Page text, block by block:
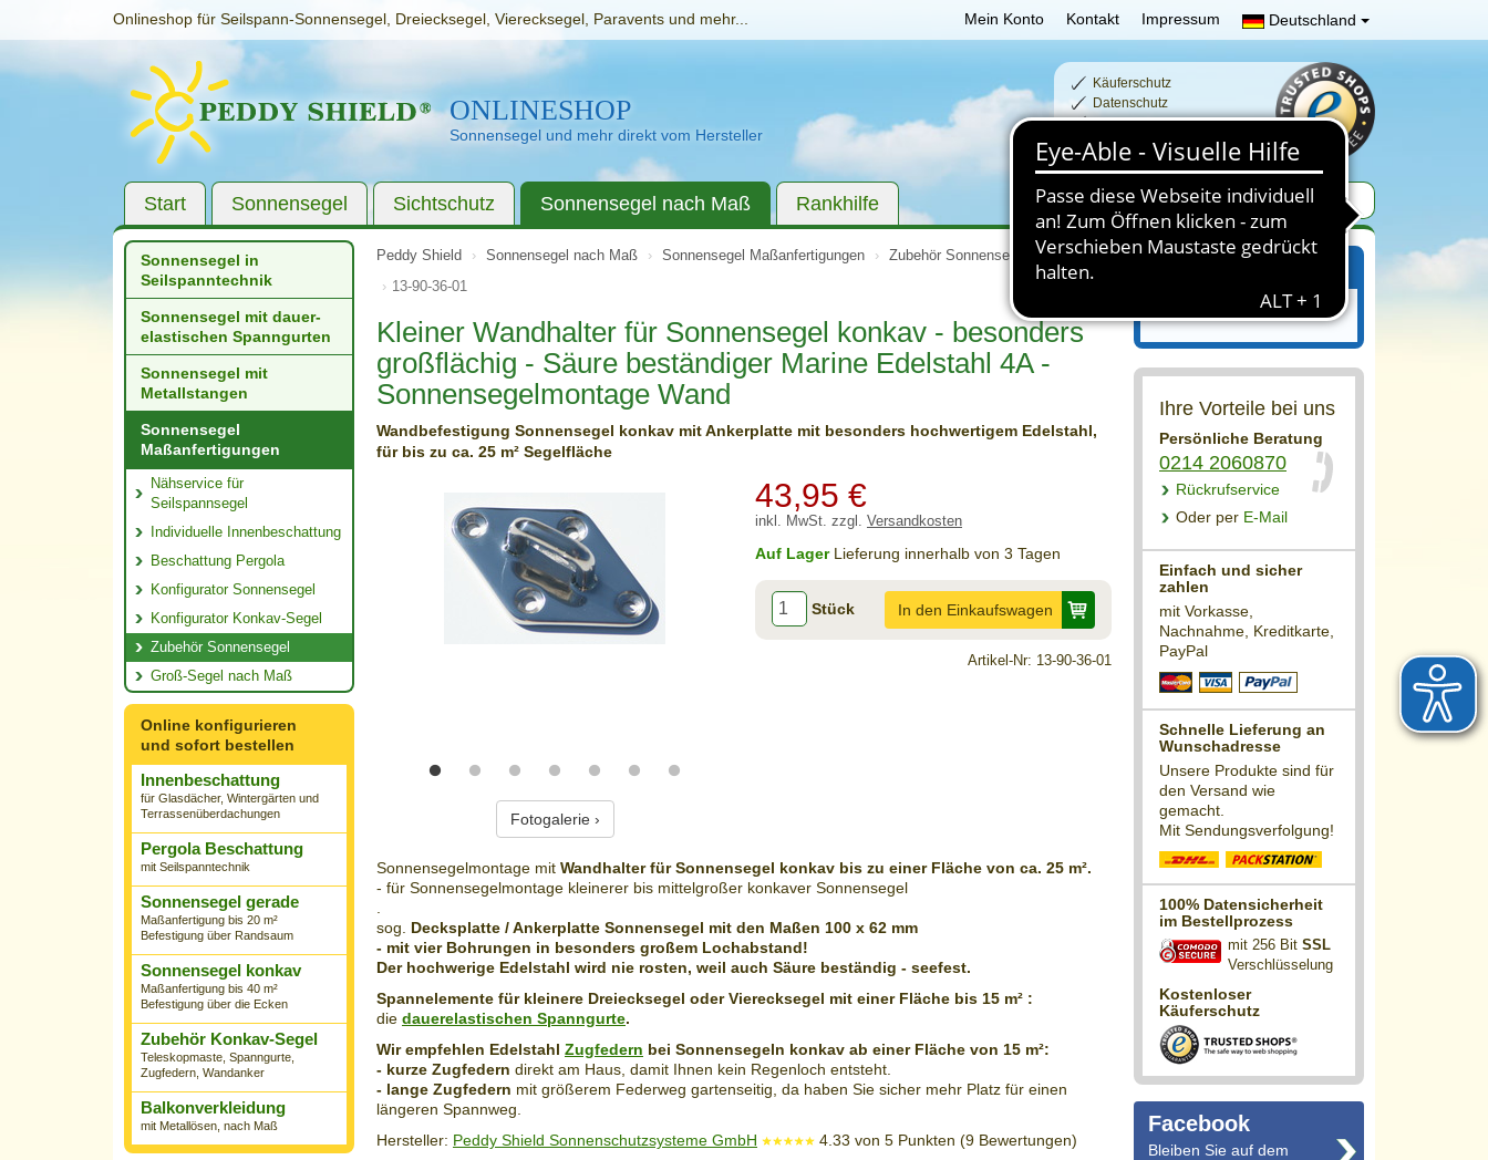
Onlineshop für Seilspann-Sonnensegel, Dreiecksegel, Vierecksegel, Paravents und mehr... Mein Konto Kontakt Impressum Deutschland
ONLINESHOP
Sonnensegel und mehr direkt vom Hersteller
Käuferschutz
Datenschutz
Schnelle Lieferzeiten
Sichere Zahlung
Start Sonnensegel Sichtschutz Sonnensegel nach Maß Rankhilfe
Peddy Shield Sonnensegel nach Maß Sonnensegel Maßanfertigungen
Zubehör Sonnensegel
13-90-36-01
Kleiner Wandhalter für Sonnensegel konkav - besonders
großflächig - Säure beständiger Marine Edelstahl 4A -
Sonnensegelmontage Wand
Wandbefestigung Sonnensegel konkav mit Ankerplatte mit besonders hochwertigem Edelstahl,
für bis zu ca. 25 m² Segelfläche
Fotogalerie ›
43,95 €
inkl. MwSt. zzgl. Versandkosten
Auf LagerLieferung innerhalb von 3 Tagen
Stück In den Einkaufswagen
Artikel-Nr: 13-90-36-01
Sonnensegelmontage mit Wandhalter für Sonnensegel konkav bis zu einer Fläche von ca. 25 m².
- für Sonnensegelmontage kleinerer bis mittelgroßer konkaver Sonnensegel
sog. Decksplatte / Ankerplatte Sonnensegel mit den Maßen 100 x 62 mm
- mit vier Bohrungen in besonders großem Lochabstand!
Der hochwerige Edelstahl wird nie rosten, weil auch Säure beständig - seefest.
Spannelemente für kleinere Dreiecksegel oder Vierecksegel mit einer Fläche bis 15 m² :
die dauerelastischen Spanngurte.
Wir empfehlen Edelstahl Zugfedern bei Sonnensegeln konkav ab einer Fläche von 15 m²:
- kurze Zugfedern direkt am Haus, damit Ihnen kein Regenloch entsteht.
- lange Zugfedern mit größerem Federweg gartenseitig, da haben Sie sicher mehr Platz für einen
längeren Spannweg.
Hersteller: Peddy Shield Sonnenschutzsysteme GmbH 4.33 von 5 Punkten (9 Bewertungen)
Ihr Einkaufswagen ist leer.
Ihre Vorteile bei uns
Persönliche Beratung
0214 2060870
Rückrufservice
Oder per E-Mail
Einfach und sicher
zahlen
mit Vorkasse,
Nachnahme, Kreditkarte,
PayPal
Schnelle Lieferung an
Wunschadresse
Unsere Produkte sind für
den Versand wie
gemacht.
Mit Sendungsverfolgung!
100% Datensicherheit
im Bestellprozess
mit 256 Bit SSL
Verschlüsselung
Kostenloser
Käuferschutz
Facebook
Bleiben Sie auf dem
Sonnensegel in
Seilspanntechnik
Sonnensegel mit dauer­
elastischen Spanngurten
Sonnensegel mit
Metallstangen
Sonnensegel
Maßanfertigungen
Nähservice für
Seilspannsegel
Individuelle Innenbeschattung
Beschattung Pergola
Konfigurator Sonnensegel
Konfigurator Konkav-Segel
Zubehör Sonnensegel
Groß-Segel nach Maß
Online konfigurieren
und sofort bestellen
Innenbeschattung
für Glasdächer, Wintergärten und
Terrassenüberdachungen
Pergola Beschattung
mit Seilspanntechnik
Sonnensegel gerade
Maßanfertigung bis 20 m²
Befestigung über Randsaum
Sonnensegel konkav
Maßanfertigung bis 40 m²
Befestigung über die Ecken
Zubehör Konkav-Segel
Teleskopmaste, Spanngurte,
Zugfedern, Wandanker
Balkonverkleidung
mit Metallösen, nach Maß